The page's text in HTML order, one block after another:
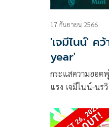
17 กันยายน 2566
'เจมีไนน์' คว้ารางวัล 'Rookie of the
year'
กระแสความฮอต
แรง เจมีไนน์-นร
เดอะ วัน เอ็นเตอร์ไพร